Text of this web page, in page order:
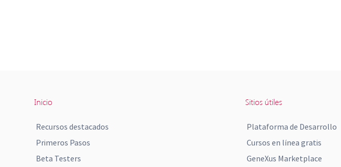
Inicio
Recursos destacados
Primeros Pasos
Beta Testers
Sitios útiles
Plataforma de Desarrollo
Cursos en línea gratis
GeneXus Marketplace